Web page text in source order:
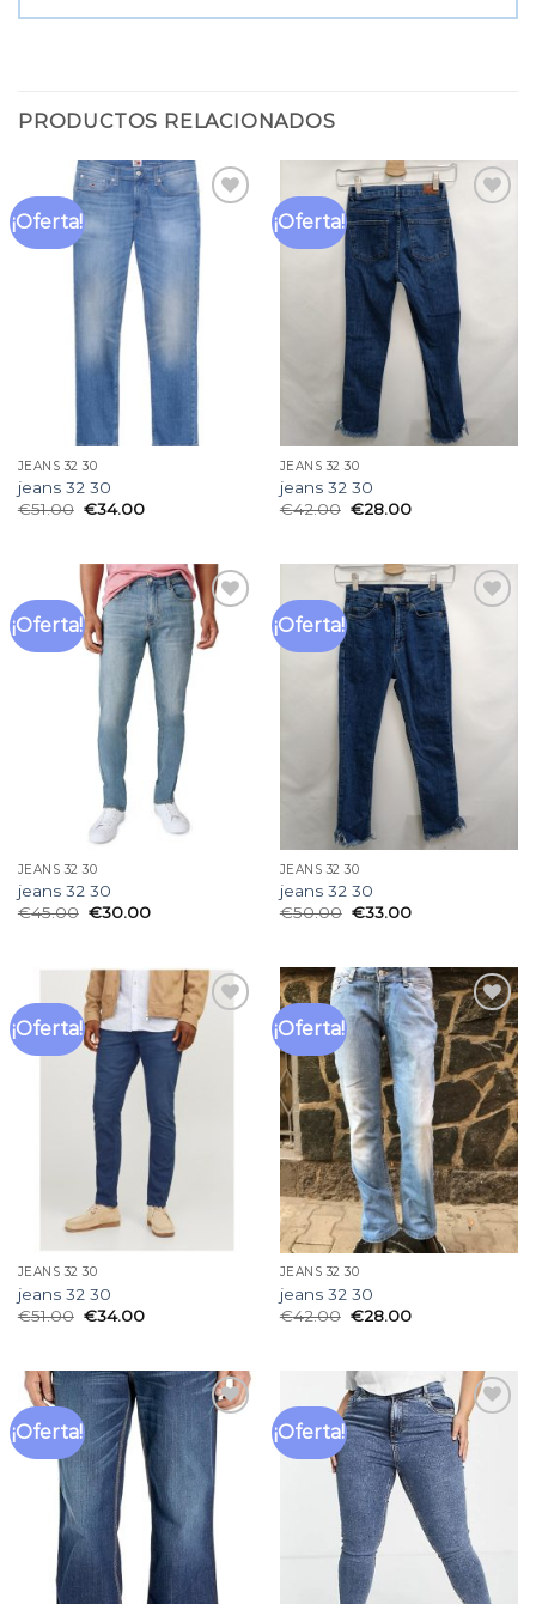
PRODUCTOS RELACIONADOS
¡Oferta!
Añadir
JEANS 32 30
jeans 32 30
€51.00 €34.00
¡Oferta!
JEANS 32 30
jeans 32 30
€42.00 €28.00
¡Oferta!
Añadir
a la
JEANS 32 30
jeans 32 30
€45.00 €30.00
¡Oferta!
JEANS 32 30
jeans 32 30
€50.00 €33.00
¡Oferta!
Añadir
JEANS 32 30
jeans 32 30
€51.00 €34.00
¡Oferta!
Añadir
a la
lista
de
deseos
JEANS 32 30
jeans 32 30
€42.00 €28.00
¡Oferta!
Añadir
a la
lista
de
deseos
¡Oferta!
Añadir
deseos